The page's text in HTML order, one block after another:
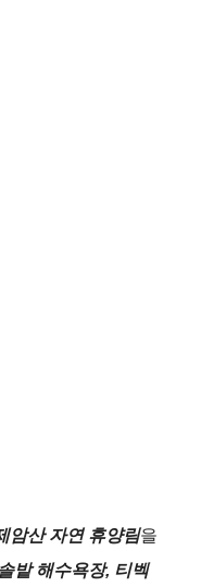
암산 자연 휴양림을
밭 해수욕장, 티벡